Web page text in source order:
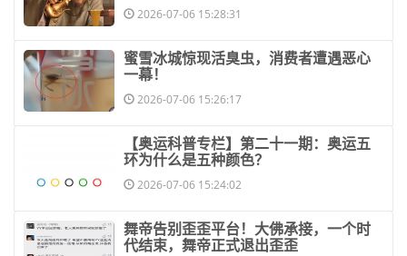
2026-07-06 15:28:31
​蜜雪冰城惊现活臭虫，消费者遭遇恶心
一幕！
2026-07-06 15:26:17
​【奥运科普专栏】第二十一期：奥运五
环为什么是五种颜色？
2026-07-06 15:24:02
​舞帝告别歪歪平台！大佛承接，一个时
代结束，舞帝正式退出歪歪